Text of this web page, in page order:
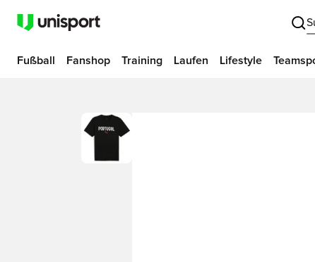
Fußball Fanshop Training Laufen Lifestyle